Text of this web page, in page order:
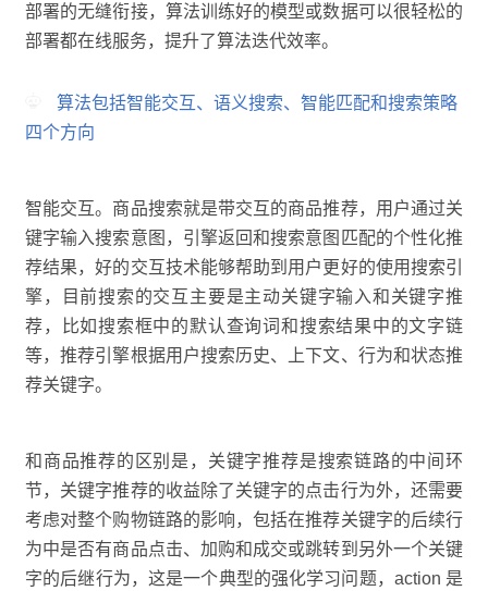
部署的无缝衔接，算法训练好的模型或数据可以很轻松的
部署都在线服务，提升了算法迭代效率。
算法包括智能交互、语义搜索、智能匹配和搜索策略
四个方向
智能交互。商品搜索就是带交互的商品推荐，用户通过关
键字输入搜索意图，引擎返回和搜索意图匹配的个性化推
荐结果，好的交互技术能够帮助到用户更好的使用搜索引
擎，目前搜索的交互主要是主动关键字输入和关键字推
荐，比如搜索框中的默认查询词和搜索结果中的文字链
等，推荐引擎根据用户搜索历史、上下文、行为和状态推
荐关键字。
和商品推荐的区别是，关键字推荐是搜索链路的中间环
节，关键字推荐的收益除了关键字的点击行为外，还需要
考虑对整个购物链路的影响，包括在推荐关键字的后续行
为中是否有商品点击、加购和成交或跳转到另外一个关键
字的后继行为，这是一个典型的强化学习问题，action 是